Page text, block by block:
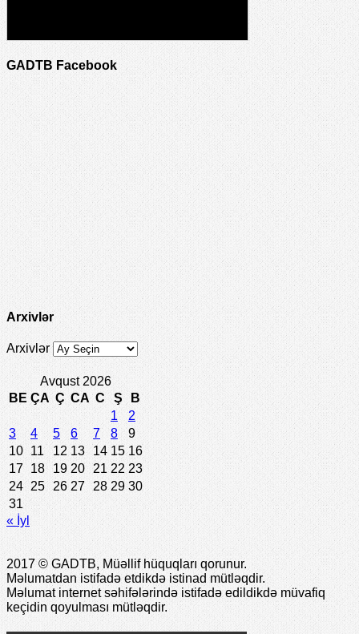
GADTB Facebook
Arxivlər
Arxivlər
Avqust 2026
BE ÇA Ç CA C Ş
B
1
2
3
4 5 6 7 8
9
10 11 12 13 14 15 16
17 18 19 20 21 22 23
24 25 26 27 28 29 30
31
« İyl
2017 © GADTB, Müəllif hüquqları qorunur.
Məlumatdan istifadə etdikdə istinad mütləqdir.
Məlumat internet səhifələrində istifadə edildikdə müvafiq
keçidin qoyulması mütləqdir.